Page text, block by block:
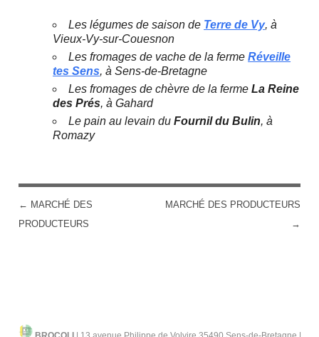
Les légumes de saison de Terre de Vy, à
Vieux-Vy-sur-Couesnon
Les fromages de vache de la fermeRéveille
tes Sens, à Sens-de-Bretagne
Les fromages de chèvre de la fermeLa Reine
des Prés, à Gahard
Le pain au levain duFournil du Bulin, à
Romazy
POST NAVIGATION
← MARCHÉ DES
PRODUCTEURS
MARCHÉ DES PRODUCTEURS
→